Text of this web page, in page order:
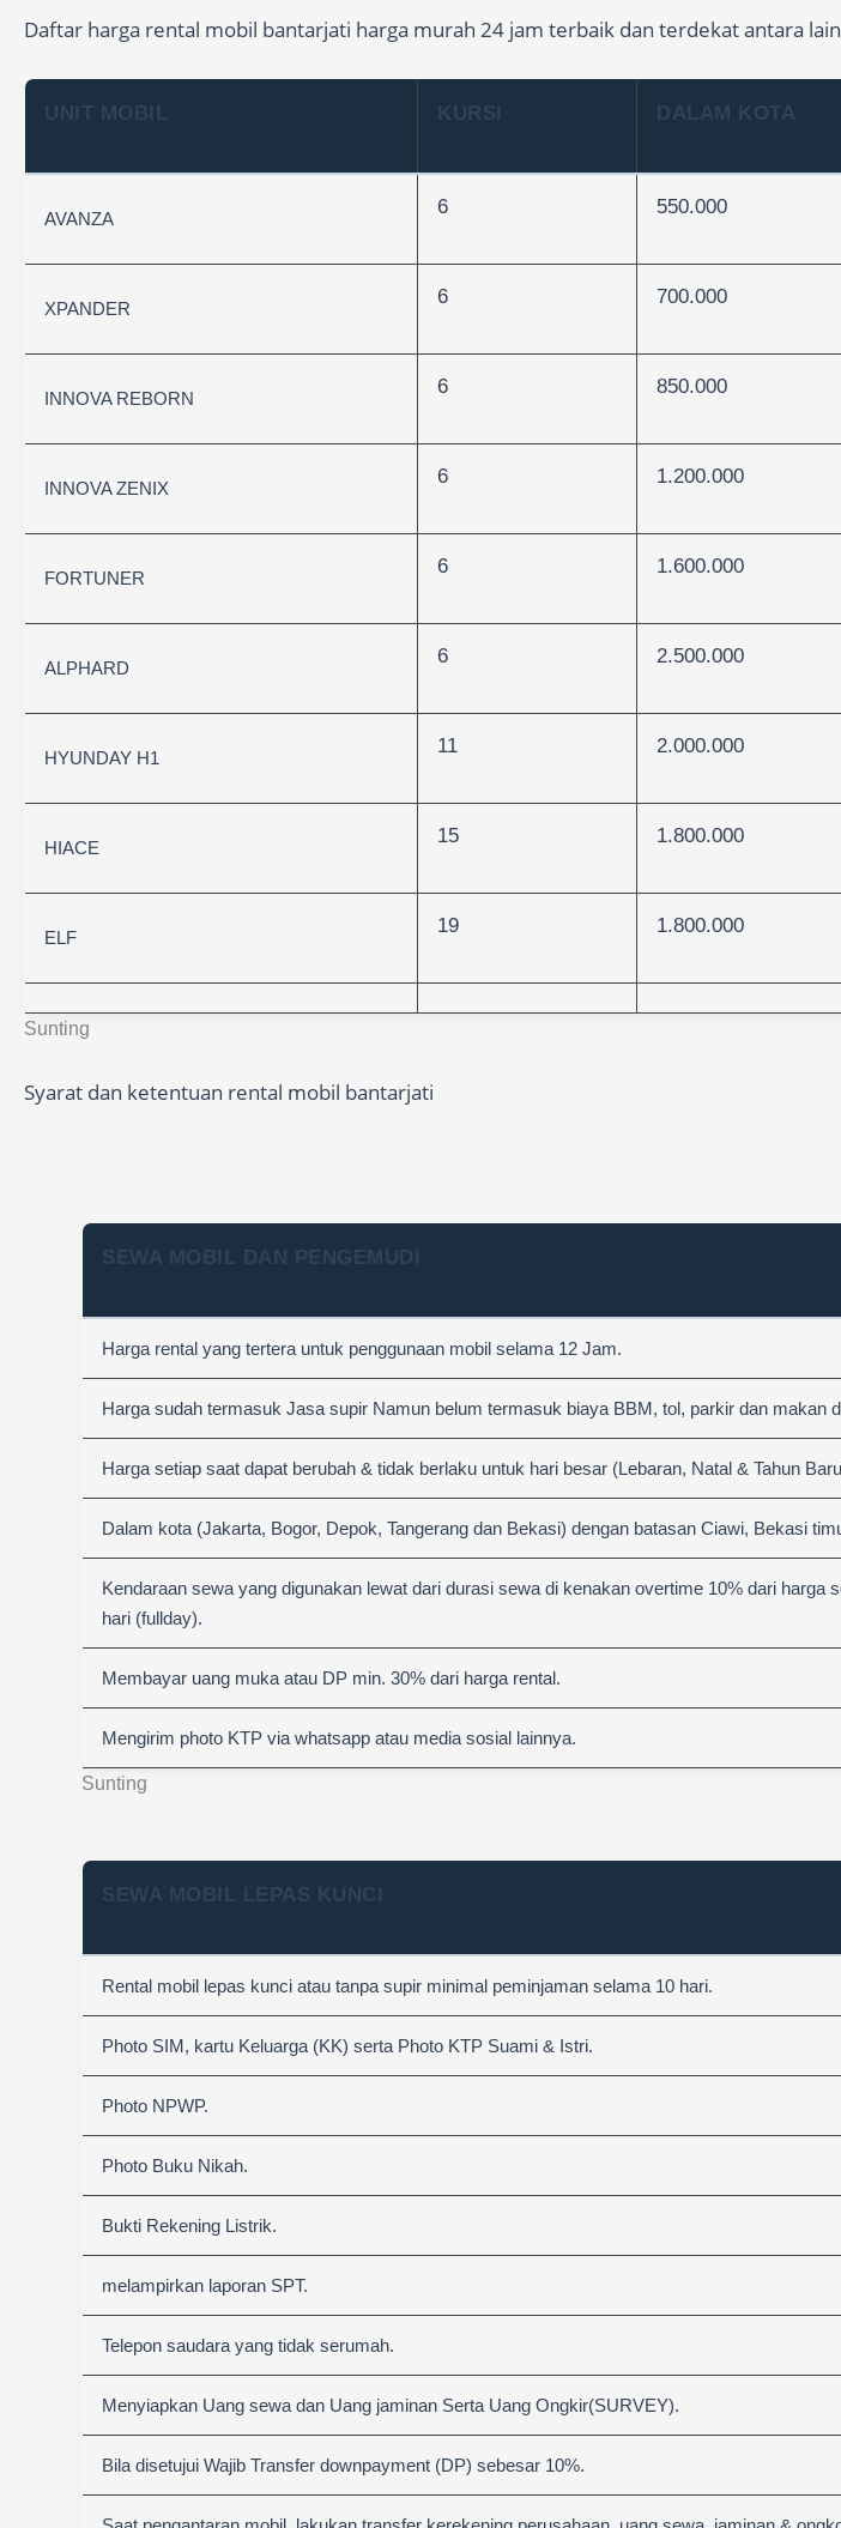
Daftar harga rental mobil bantarjati harga murah 24 jam terbaik dan terdekat antara
Sunting
UNIT MOBIL KURSI DALAM KOTA
AVANZA
6 550.000
XPANDER
6 700.000
INNOVA REBORN
6 850.000
INNOVA ZENIX
6 1.200.000
FORTUNER
6 1.600.000
ALPHARD
6 2.500.000
HYUNDAY H1
11 2.000.000
HIACE
15 1.800.000
ELF
19 1.800.000
Syarat dan ketentuan rental mobil bantarjati
Sunting
SEWA MOBIL DAN PENGEMUDI
Harga rental yang tertera untuk penggunaan mobil selama 12 Jam.
Harga sudah termasuk Jasa supir Namun belum termasuk biaya BBM, tol, parkir dan makan
Harga setiap saat dapat berubah & tidak berlaku untuk hari besar (Lebaran, Natal & Tahun
Dalam kota (Jakarta, Bogor, Depok, Tangerang dan Bekasi) dengan batasan Ciawi, Bekasi
Kendaraan sewa yang digunakan lewat dari durasi sewa di kenakan overtime 10% dari
hari (fullday).
Membayar uang muka atau DP min. 30% dari harga rental.
Mengirim photo KTP via whatsapp atau media sosial lainnya.
SEWA MOBIL LEPAS KUNCI
Rental mobil lepas kunci atau tanpa supir minimal peminjaman selama 10 hari.
Photo SIM, kartu Keluarga (KK) serta Photo KTP Suami & Istri.
Photo NPWP.
Photo Buku Nikah.
Bukti Rekening Listrik.
melampirkan laporan SPT.
Telepon saudara yang tidak serumah.
Menyiapkan Uang sewa dan Uang jaminan Serta Uang Ongkir(SURVEY).
Bila disetujui Wajib Transfer downpayment (DP) sebesar 10%.